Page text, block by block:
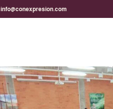
info@conexpresion.com